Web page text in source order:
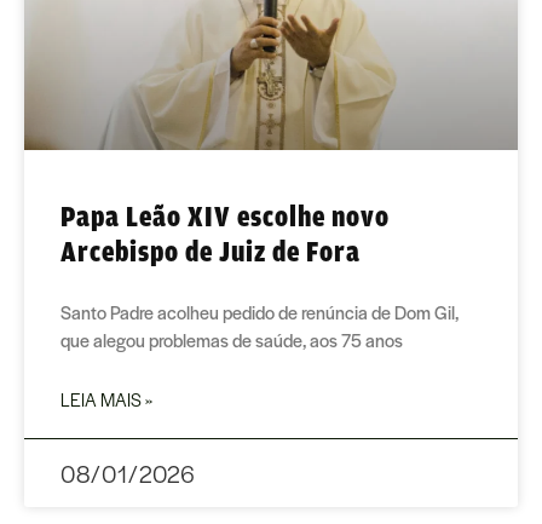
Papa Leão XIV escolhe novo
Arcebispo de Juiz de Fora
Santo Padre acolheu pedido de renúncia de Dom Gil,
que alegou problemas de saúde, aos 75 anos
LEIA MAIS »
08/01/2026